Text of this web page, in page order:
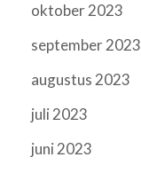
oktober 2023
september 2023
augustus 2023
juli 2023
juni 2023